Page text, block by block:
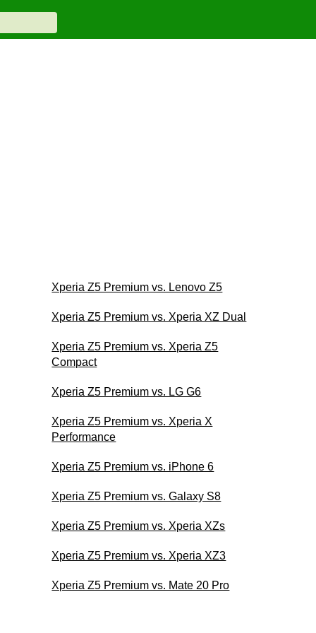
Xperia Z5 Premium vs. Lenovo Z5
Xperia Z5 Premium vs. Xperia XZ Dual
Xperia Z5 Premium vs. Xperia Z5
Compact
Xperia Z5 Premium vs. LG G6
Xperia Z5 Premium vs. Xperia X
Performance
Xperia Z5 Premium vs. iPhone 6
Xperia Z5 Premium vs. Galaxy S8
Xperia Z5 Premium vs. Xperia XZs
Xperia Z5 Premium vs. Xperia XZ3
Xperia Z5 Premium vs. Mate 20 Pro